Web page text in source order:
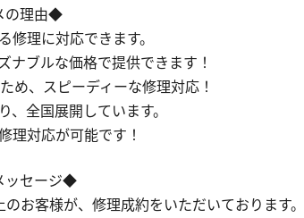
の理由◆
理に対応できます。
ナブルな価格で提供できます！
め、スピーディーな修理対応！
全国展開しています。
理対応が可能です！
ッセージ◆
お客様が、修理成約をいただいております。